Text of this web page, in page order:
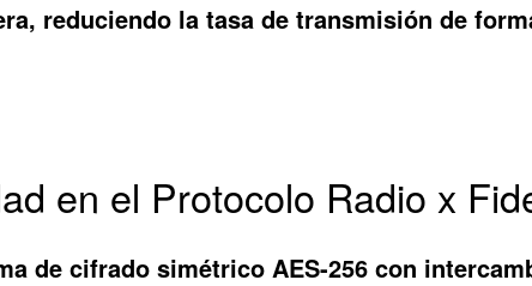
reduciendo la tasa de transmisión de
en el Protocolo Radio x
de cifrado simétrico AES-256 con